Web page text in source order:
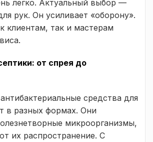
легко. Актуальный выбор —
рук. Он усиливает «оборону».
клиентам, так и мастерам
от спрея до
средства для
в разных формах. Они
микроорганизмы,
их распространение. С